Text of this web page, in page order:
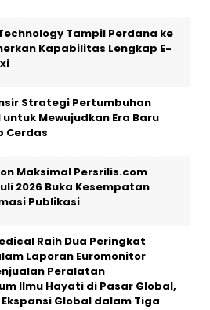
Tampil Perdana ke
Kapabilitas Lengkap E-
Strategi Pertumbuhan
untuk Mewujudkan Era Baru
Cerdas
Maksimal Persrilis.com
2026 Buka Kesempatan
Publikasi
Raih Dua Peringkat
Laporan Euromonitor
Peralatan
Ilmu Hayati di Pasar Global,
Global dalam Tiga